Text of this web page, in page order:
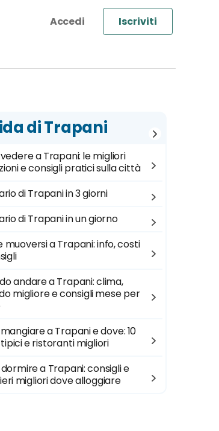
Iscriviti
di Trapani
a Trapani: le migliori
e consigli pratici sulla città
di Trapani in 3 giorni
di Trapani in un giorno
muoversi a Trapani: info, costi
andare a Trapani: clima,
migliore e consigli mese per
a Trapani e dove: 10
e ristoranti migliori
a Trapani: consigli e
migliori dove alloggiare